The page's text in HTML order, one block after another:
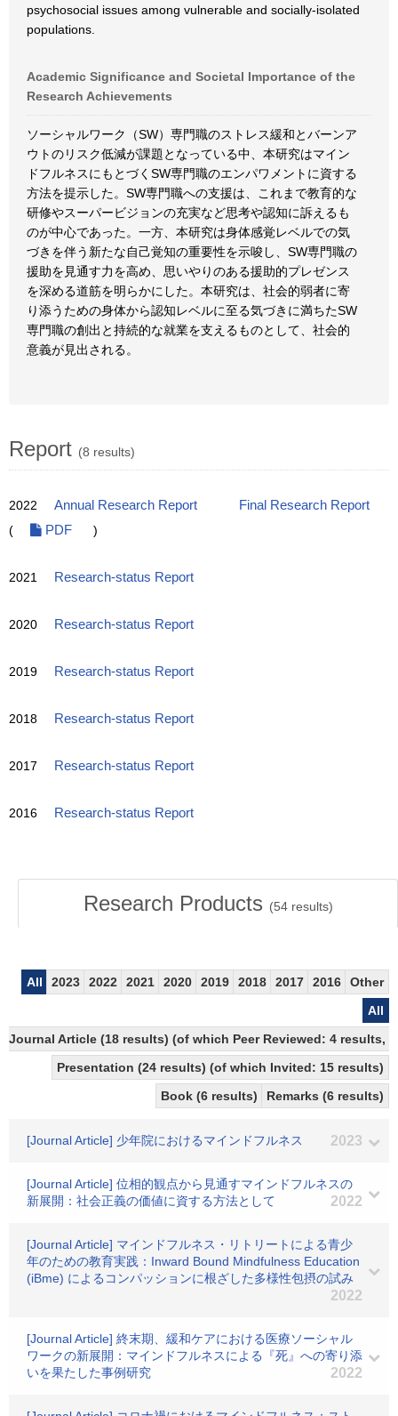
psychosocial issues among vulnerable and socially-isolated
populations.
Academic Significance and Societal Importance of the
Research Achievements
ソーシャルワーク（SW）専門職のストレス緩和とバーンア
ウトのリスク低減が課題となっている中、本研究はマイン
ドフルネスにもとづくSW専門職のエンパワメントに資する
方法を提示した。SW専門職への支援は、これまで教育的な
研修やスーパービジョンの充実など思考や認知に訴えるも
のが中心であった。一方、本研究は身体感覚レベルでの気
づきを伴う新たな自己覚知の重要性を示唆し、SW専門職の
援助を見通す力を高め、思いやりのある援助的プレゼンス
を深める道筋を明らかにした。本研究は、社会的弱者に寄
り添うための身体から認知レベルに至る気づきに満ちたSW
専門職の創出と持続的な就業を支えるものとして、社会的
意義が見出される。
Report (8 results)
2022 Annual Research Report
Final Research Report
(
PDF )
2021 Research-status Report
2020 Research-status Report
2019 Research-status Report
2018 Research-status Report
2017 Research-status Report
2016 Research-status Report
Research Products (54results)
All 2023 2022 2021 2020 2019 2018 2017 2016
Other
All
Journal Article (18 results) (of which Peer Reviewed: 4 results,
Presentation (24 results) (of which Invited: 15 results)
Book (6 results)
Remarks (6 results)
[Journal Article] 少年院におけるマインドフルネス 2023
[Journal Article] 位相的観点から見通すマインドフルネスの
新展開：社会正義の価値に資する方法として
2022
[Journal Article] マインドフルネス・リトリートによる青少
年のための教育実践：Inward Bound Mindfulness Education
(iBme) によるコンパッションに根ざした多様性包摂の試み
2022
[Journal Article] 終末期、緩和ケアにおける医療ソーシャル
ワークの新展開：マインドフルネスによる『死』への寄り添
いを果たした事例研究
2022